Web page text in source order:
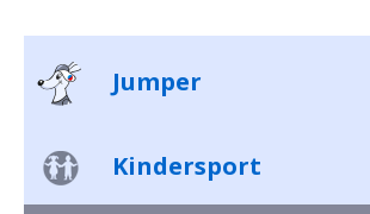
Jumper
Kindersport